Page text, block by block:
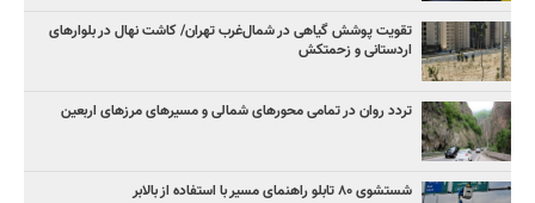
تقویت پوشش گیاهی در شمال‌غرب تهران/ کاشت نهال در بلوارهای
اردستانی و زحمتکش
تردد روان در تمامی محورهای شمالی و مسیرهای مرزهای اربعین
شستشوی ۸۰ تابلو راهنمای مسیر با استفاده از بالابر